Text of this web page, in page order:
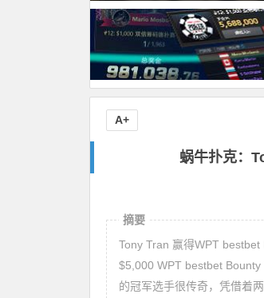
蜗牛扑克：
摘要
Tony Tran 赢得WPT bestbet
$5,000 WPT bestbet
的冠军选手很传奇，凭借着
A+